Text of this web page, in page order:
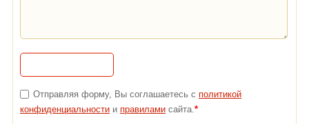
Отправляя форму, Вы соглашаетесь с политикой
конфиденциальности и правилами сайта.*